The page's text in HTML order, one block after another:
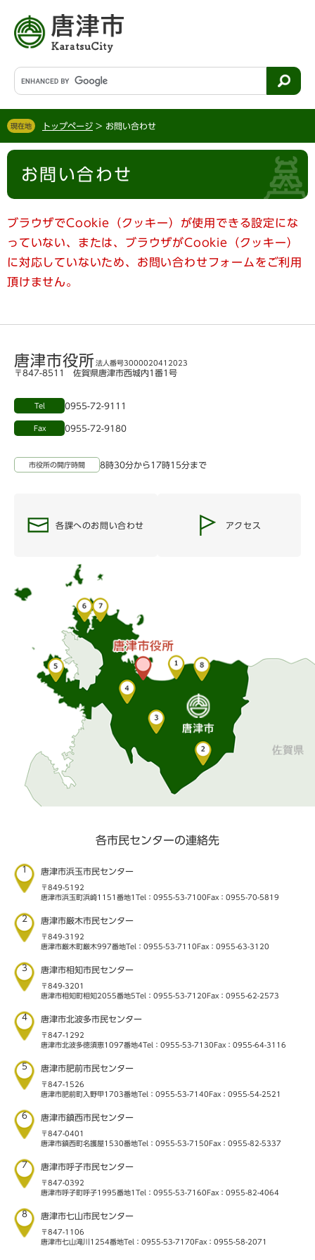
す
。
し
て
文
G
o
g
l
ス
検
現在地 トップページ > お問い合わせ
本
お問い合わせ
ブラウザでCookie（クッキー）が使用できる設定にな
っていない、または、ブラウザがCookie（クッキー）
に対応していないため、お問い合わせフォームをご利用
頂けません。
唐津市役所 法人番号3000020412023
〒847-8511 佐賀県唐津市西城内1番1号
Tel 0955-72-9111
Fax 0955-72-9180
市役所の開庁時間 8時30分から17時15分まで
各課へのお問い合わせ アクセス
各市民センターの連絡先
1 唐津市浜玉市民センター
〒849-5192
唐津市浜玉町浜崎1151番地1 Tel：0955-53-7100 Fax：0955-70-5819
2 唐津市厳木市民センター
〒849-3192
唐津市厳木町厳木997番地Tel：0955-53-7110 Fax：0955-63-3120
3 唐津市相知市民センター
〒849-3201
唐津市相知町相知2055番地5Tel：0955-53-7120 Fax：0955-62-2573
4 唐津市北波多市民センター
〒847-1292
唐津市北波多徳須恵1097番地4Tel：0955-53-7130 Fax：0955-64-3116
5 唐津市肥前市民センター
〒847-1526
唐津市肥前町入野甲1703番地Tel：0955-53-7140 Fax：0955-54-2521
6 唐津市鎮西市民センター
〒847-0401
唐津市鎮西町名護屋1530番地Tel：0955-53-7150 Fax：0955-82-5337
7 唐津市呼子市民センター
〒847-0392
唐津市呼子町呼子1995番地1 Tel：0955-53-7160 Fax：0955-82-4064
8 唐津市七山市民センター
〒847-1106
唐津市七山滝川1254番地Tel：0955-53-7170 Fax：0955-58-2071